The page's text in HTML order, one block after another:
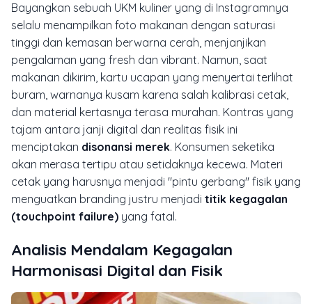
Bayangkan sebuah UKM kuliner yang di Instagramnya
selalu menampilkan foto makanan dengan saturasi
tinggi dan kemasan berwarna cerah, menjanjikan
pengalaman yang fresh dan vibrant. Namun, saat
makanan dikirim, kartu ucapan yang menyertai terlihat
buram, warnanya kusam karena salah kalibrasi cetak,
dan material kertasnya terasa murahan. Kontras yang
tajam antara janji digital dan realitas fisik ini
menciptakan disonansi merek. Konsumen seketika
akan merasa tertipu atau setidaknya kecewa. Materi
cetak yang harusnya menjadi "pintu gerbang" fisik yang
menguatkan branding justru menjadi titik kegagalan
(touchpoint failure) yang fatal.
Analisis Mendalam Kegagalan
Harmonisasi Digital dan Fisik